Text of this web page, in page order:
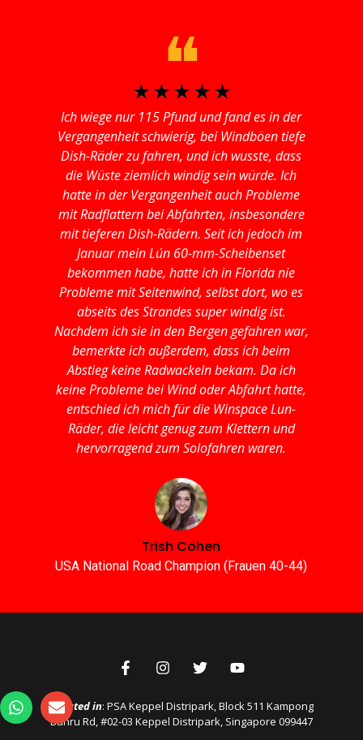
Trish Cohen
USA National Road Champion (Frauen 40-44)
❝
☆ ☆ ☆ ☆ ☆
Ich wiege nur 115 Pfund und fand es in der
Vergangenheit schwierig, bei Windböen tiefe
Dish-Räder zu fahren, und ich wusste, dass
die Wüste ziemlich windig sein würde. Ich
hatte in der Vergangenheit auch Probleme
mit Radflattern bei Abfahrten, insbesondere
mit tieferen Dish-Rädern. Seit ich jedoch im
Januar mein Lún 60-mm-Scheibenset
bekommen habe, hatte ich in Florida nie
Probleme mit Seitenwind, selbst dort, wo es
abseits des Strandes super windig ist.
Nachdem ich sie in den Bergen gefahren war,
bemerkte ich außerdem, dass ich beim
Abstieg keine Radwackeln bekam. Da ich
keine Probleme bei Wind oder Abfahrt hatte,
entschied ich mich für die Winspace Lun-
Räder, die leicht genug zum Klettern und
hervorragend zum Solofahren waren.
Located in: PSA Keppel Distripark, Block 511 Kampong
Bahru Rd, #02-03 Keppel Distripark, Singapore 099447